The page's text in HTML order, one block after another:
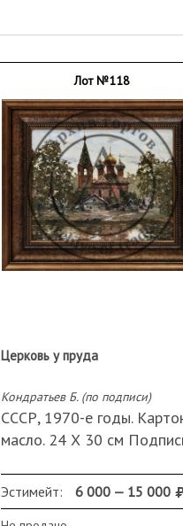
Лот №118
Церковь у пруда
Кондратьев Б. (по подписи)
СССР, 1970-е годы.
масло. 24 Х 30 см
раму
Эстимейт: 6 000 — 15 000